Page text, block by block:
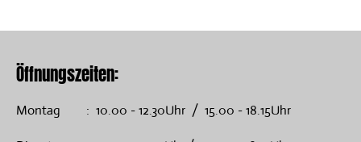
Öffnungszeiten:
Montag : 10.00 - 12.30Uhr / 15.00 - 18.15Uhr